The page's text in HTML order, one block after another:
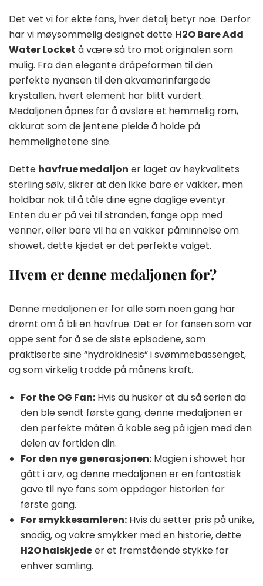
Det vet vi for ekte fans, hver detalj betyr noe. Derfor
har vi møysommelig designet dette H2O Bare Add
Water Locket å være så tro mot originalen som
mulig. Fra den elegante dråpeformen til den
perfekte nyansen til den akvamarinfargede
krystallen, hvert element har blitt vurdert.
Medaljonen åpnes for å avsløre et hemmelig rom,
akkurat som de jentene pleide å holde på
hemmelighetene sine.
Dette havfrue medaljon er laget av høykvalitets
sterling sølv, sikrer at den ikke bare er vakker, men
holdbar nok til å tåle dine egne daglige eventyr.
Enten du er på vei til stranden, fange opp med
venner, eller bare vil ha en vakker påminnelse om
showet, dette kjedet er det perfekte valget.
Hvem er denne medaljonen for?
Denne medaljonen er for alle som noen gang har
drømt om å bli en havfrue. Det er for fansen som var
oppe sent for å se de siste episodene, som
praktiserte sine “hydrokinesis” i svømmebassenget,
og som virkelig trodde på månens kraft.
For the OG Fan: Hvis du husker at du så serien da
den ble sendt første gang, denne medaljonen er
den perfekte måten å koble seg på igjen med den
delen av fortiden din.
For den nye generasjonen: Magien i showet har
gått i arv, og denne medaljonen er en fantastisk
gave til nye fans som oppdager historien for
første gang.
For smykkesamleren: Hvis du setter pris på unike,
snodig, og vakre smykker med en historie, dette
H2O halskjedeer et fremstående stykke for
enhver samling.